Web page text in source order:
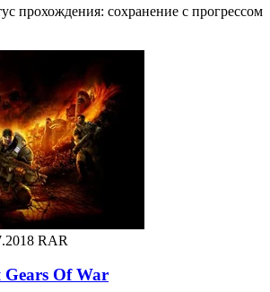
прохождения: сохранение с прогрессом
RAR
Gears Of War